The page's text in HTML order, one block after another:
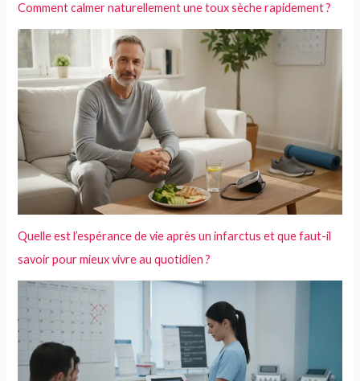
Comment calmer naturellement une toux sèche rapidement ?
Quelle est l’espérance de vie après un infarctus et que faut-il
savoir pour mieux vivre au quotidien ?